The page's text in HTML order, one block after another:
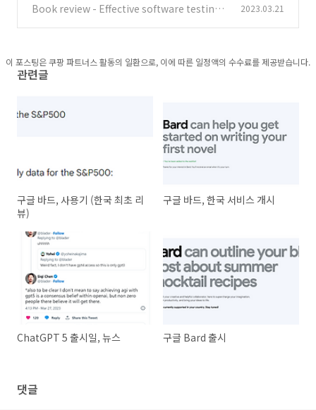
(2)
Book review - Effective software testing 2023.03.21
이 포스팅은 쿠팡 파트너스 활동의 일환으로, 이에 따른 일정액의 수수료를 제공받습니다.
관련글
구글 바드, 사용기 (한국 최초 리
뷰)
구글 바드, 한국 서비스 개시
ChatGPT 5 출시일, 뉴스 구글 Bard 출시
댓글